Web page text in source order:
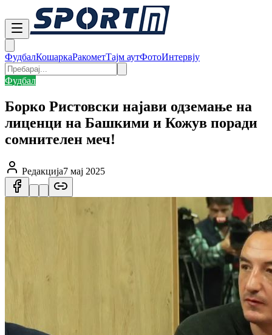
ФудбалКошаркаРакометТајм аутФотоИнтервју
Фудбал
Борко Ристовски најави одземање на
лиценци на Башкими и Кожув поради
сомнителен меч!
Редакција7 мај 2025